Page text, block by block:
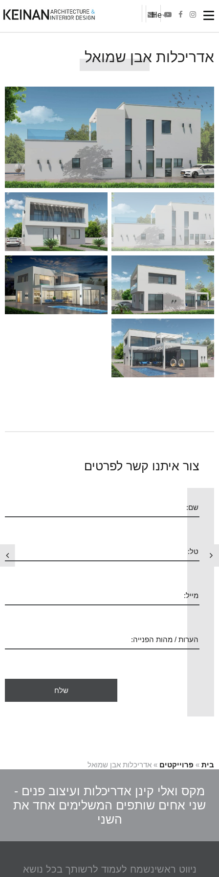
He
אדריכלות אבן שמואל
צור איתנו קשר לפרטים
בית » פרוייקטים » אדריכלות אבן שמואל
מקס ואלי קינן אדריכלות ועיצוב פנים -
שני אחים שותפים המשלימים אחד את
השני
ניווט ראשינשמח לעמוד לרשותך בכל נושא